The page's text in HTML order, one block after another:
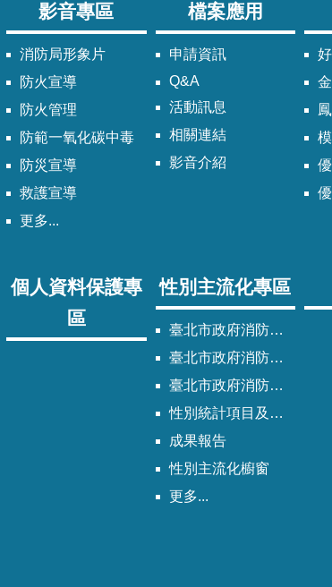
影音專區
消防局形象片
防火宣導
防火管理
防範一氧化碳中毒
防災宣導
救護宣導
更多...
檔案應用
申請資訊
Q&A
活動訊息
相關連結
影音介紹
個人資料保護專
區
性別主流化專區
臺北市政府消防局性別主流化實施計畫
臺北市政府消防局性別平等專案小組委員名單
臺北市政府消防局歷次性別平等專案小組會議紀錄
性別統計項目及指標
成果報告
性別主流化櫥窗
更多...